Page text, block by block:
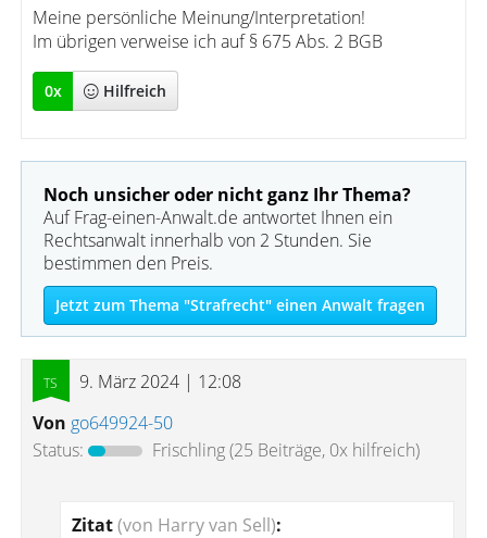
Meine persönliche Meinung/Interpretation!
Im übrigen verweise ich auf § 675 Abs. 2 BGB
0x Hilfreich
Noch unsicher oder nicht ganz Ihr Thema?
Auf Frag-einen-Anwalt.de antwortet Ihnen ein
Rechtsanwalt innerhalb von 2 Stunden. Sie
bestimmen den Preis.
Jetzt zum Thema "Strafrecht" einen Anwalt fragen
9. März 2024 | 12:08
Von go649924-50
Status:
Frischling(25 Beiträge, 0x hilfreich)
Zitat(von Harry van Sell):